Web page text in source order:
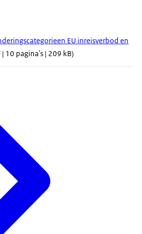
EU inreisverbod en
| 10 pagina's | 209 kB)